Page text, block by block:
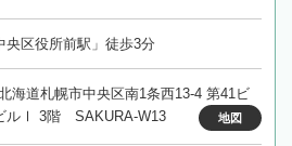
央区役所前駅」徒歩3分
海道札幌市中央区南1条西13-4 第41ビ
ルⅠ 3階 SAKURA-W13
地図